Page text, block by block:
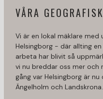
VÅRA
Vi är en lokal mäklare
Helsingborg - där allting
arbeta har blivit så
vi nu breddar oss mer och
gång var Helsingborg är nu
Ängelholm och Landskrona.